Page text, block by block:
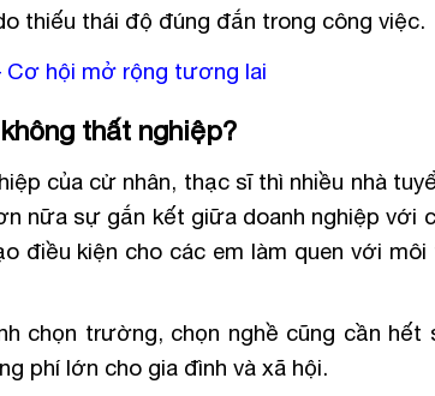
thiếu thái độ đúng đắn trong công việc.
Cơ hội mở rộng tương lai
thất nghiệp?
của cử nhân, thạc sĩ thì nhiều nhà
nữa sự gắn kết giữa doanh nghiệp
điều kiện cho các em làm quen với
chọn trường, chọn nghề cũng cần hết
phí lớn cho gia đình và xã hội.